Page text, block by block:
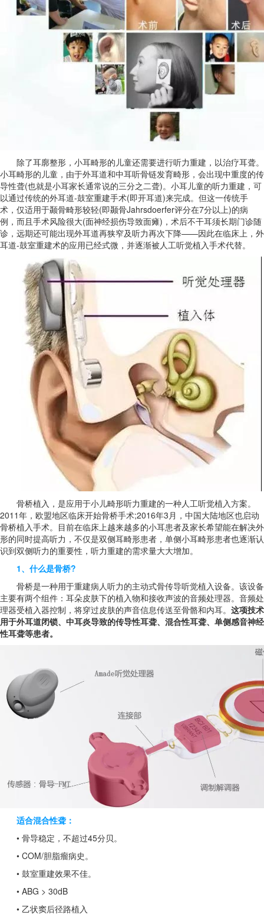
除了耳廓整形，小耳畸形的儿童还需要进行听力重建，以治疗耳聋。
小耳畸形的儿童，由于外耳道和中耳听骨链发育畸形，会出现中重度的传
导性聋(也就是小耳家长通常说的三分之二聋)。小耳儿童的听力重建，可
以通过传统的外耳道-鼓室重建手术(即开耳道)来完成。但这一传统手
术，仅适用于颞骨畸形较轻(即颞骨Jahrsdoerfer评分在7分以上)的病
例，而且手术风险很大(面神经损伤导致面瘫)，术后不干耳须长期门诊随
诊，远期还可能出现外耳道再狭窄及听力再次下降——因此在临床上，外
耳道-鼓室重建术的应用已经式微，并逐渐被人工听觉植入手术代替。
骨桥植入，是应用于小儿畸形听力重建的一种人工听觉植入方案。
2011年，欧盟地区临床开始骨桥手术;2016年3月，中国大陆地区也启动
骨桥植入手术。目前在临床上越来越多的小耳患者及家长希望能在解决外
形的同时提高听力，不仅是双侧耳畸形患者，单侧小耳畸形患者也逐渐认
识到双侧听力的重要性，听力重建的需求量大大增加。
1、什么是骨桥?
骨桥是一种用于重建病人听力的主动式骨传导听觉植入设备。该设备
主要有两个组件：耳朵皮肤下的植入物和接收声波的音频处理器。音频处
理器受植入器控制，将穿过皮肤的声音信息传送至骨骼和内耳。 这项技术
用于外耳道闭锁、中耳炎导致的传导性耳聋、混合性耳聋、单侧感音神经
性耳聋等患者。
适合混合性聋：
• 骨导稳定，不超过45分贝。
• COM/胆脂瘤病史。
• 鼓室重建效果不佳。
• ABG > 30dB
• 乙状窦后径路植入